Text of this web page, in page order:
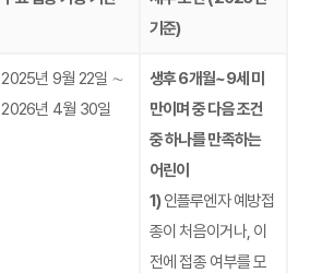
기준)
2025년 9월 22일 ∼
2026년 4월 30일
생후 6개월~9세 미
만이며 중 다음 조건
중 하나를 만족하는
어린이
1)인플루엔자 예방접
종이 처음이거나, 이
전에 접종 여부를 모